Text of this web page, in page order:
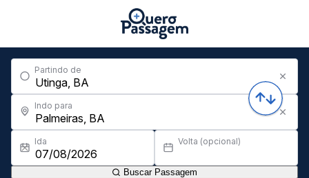
Partindo de
Indo para
Ida Volta (opcional)
Buscar Passagem